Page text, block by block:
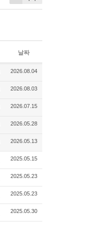
날짜
2026.08.04
2026.08.03
2026.07.15
2026.05.28
2026.05.13
2025.05.15
2025.05.23
2025.05.23
2025.05.30